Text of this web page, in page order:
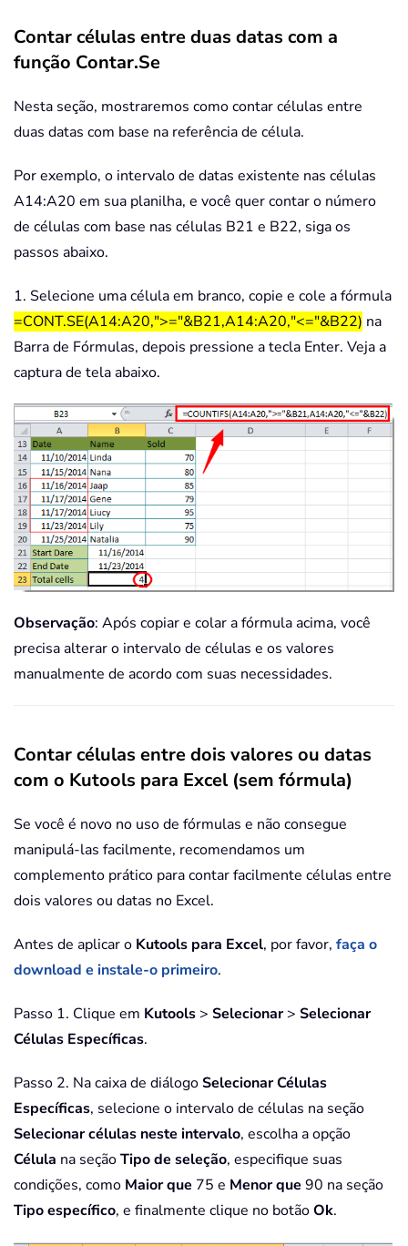
Contar células entre duas datas com a
função Contar.Se
Nesta seção, mostraremos como contar células entre
duas datas com base na referência de célula.
Por exemplo, o intervalo de datas existente nas células
A14:A20 em sua planilha, e você quer contar o número
de células com base nas células B21 e B22, siga os
passos abaixo.
1. Selecione uma célula em branco, copie e cole a fórmula
=CONT.SE(A14:A20,">="&B21,A14:A20,"<="&B22) na
Barra de Fórmulas, depois pressione a tecla Enter. Veja a
captura de tela abaixo.
Observação: Após copiar e colar a fórmula acima, você
precisa alterar o intervalo de células e os valores
manualmente de acordo com suas necessidades.
Contar células entre dois valores ou datas
com o Kutools para Excel (sem fórmula)
Se você é novo no uso de fórmulas e não consegue
manipulá-las facilmente, recomendamos um
complemento prático para contar facilmente células entre
dois valores ou datas no Excel.
Antes de aplicar o Kutools para Excel, por favor, faça o
download e instale-o primeiro.
Passo 1. Clique em Kutools > Selecionar> Selecionar
Células Específicas.
Passo 2. Na caixa de diálogoSelecionar Células
Específicas, selecione o intervalo de células na seção
Selecionar células neste intervalo, escolha a opção
Célula na seçãoTipo de seleção, especifique suas
condições, como Maior que 75 e Menor que 90 na seção
Tipo específico, e finalmente clique no botãoOk.